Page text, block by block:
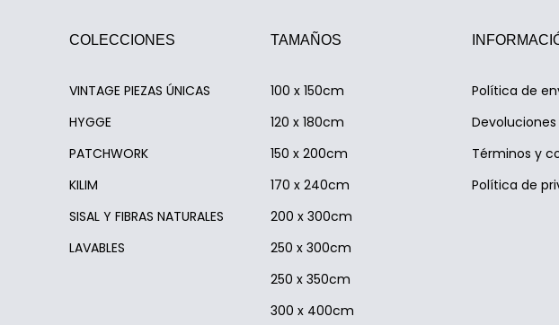
COLECCIONES
VINTAGE PIEZAS ÚNICAS
HYGGE
PATCHWORK
KILIM
SISAL Y FIBRAS NATURALES
LAVABLES
TAMAÑOS
100 x 150cm
120 x 180cm
150 x 200cm
170 x 240cm
200 x 300cm
250 x 300cm
250 x 350cm
300 x 400cm
Política de
Términos y
Política de